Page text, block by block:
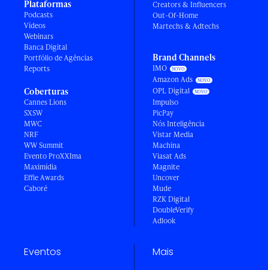
Plataformas
Podcasts
Vídeos
Webinars
Banca Digital
Portfólio de Agências
Reports
Coberturas
Cannes Lions
SXSW
MWC
NRF
WW Summit
Evento ProXXIma
Maximídia
Effie Awards
Caboré
Creators & Influencers
Out-Of-Home
Martechs & Adtechs
Brand Channels
IMO
Amazon Ads
OPL Digital
Impulso
PicPay
Nós Inteligência
Vistar Media
Machina
Viasat Ads
Magnite
Uncover
Mude
RZK Digital
DoubleVerify
Adlook
Eventos Mais